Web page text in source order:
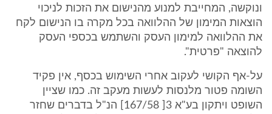
ונוקשה, המחייבת למנוע מהנישום את הזכות לניכוי
הוצאות המימון של ההלוואה בכל מקרה בו הנישום לקח
את ההלוואה למימון העסק והשתמש בכספי העסק
להוצאה "פרטית".
על-אף הקושי לעקוב אחרי השימוש בכסף, אין פקיד
השומה פטור מלנסות לעשות מעקב זה. כמו שציין
השופט ויתקון בע"א 3[ 167/58] הנ"ל בדברים שחזר